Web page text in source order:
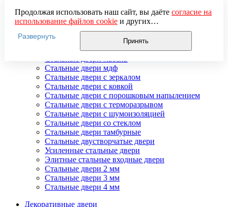
Стальная дверь на дачу
Стальные взломостойкие двери
Стальные входные двери в квартиру
Стальные двери в подъезд
Стальные двери внутреннего открывания
Стальные двери мдф
Стальные двери с зеркалом
Стальные двери с ковкой
Стальные двери с порошковым напылением
Стальные двери с терморазрывом
Стальные двери с шумоизоляцией
Стальные двери со стеклом
Стальные двери тамбурные
Стальные двустворчатые двери
Усиленные стальные двери
Элитные стальные входные двери
Стальные двери 2 мм
Стальные двери 3 мм
Стальные двери 4 мм
Декоративные двери
Продолжая использовать наш сайт, вы даёте согласие на
использование файлов cookieи других
пользовательских данных (включая IP-адрес, сведения о
местоположении, устройстве, действиях на сайте и т. п.)
для функционирования сайта, проведения
использования систем аналитики (например,
Яндекс.Метрика), в соответствии с нашей
обработки персональных данных.
Если вы не хотите, чтобы ваши данные обрабатывались,
настройте ограничения в браузере или покиньте сайт.
Развернуть
Принять